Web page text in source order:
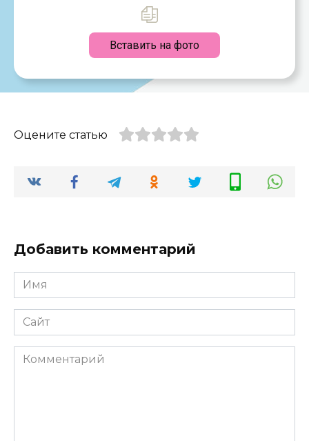
Вставить на фото
Оцените статью
Добавить комментарий
Имя
*
Сайт
Комментарий